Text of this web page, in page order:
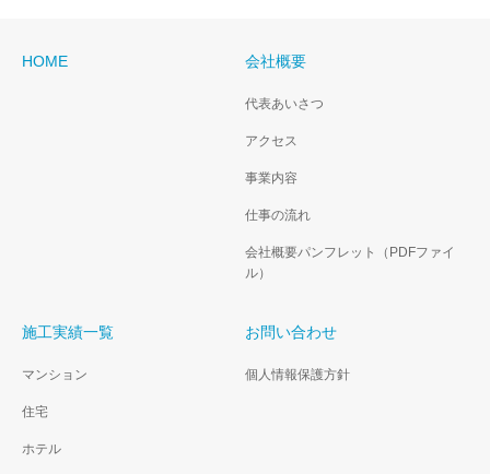
HOME 会社概要
代表あいさつ
アクセス
事業内容
仕事の流れ
会社概要パンフレット（PDFファイ
ル）
施工実績一覧
マンション
住宅
ホテル
お問い合わせ
個人情報保護方針